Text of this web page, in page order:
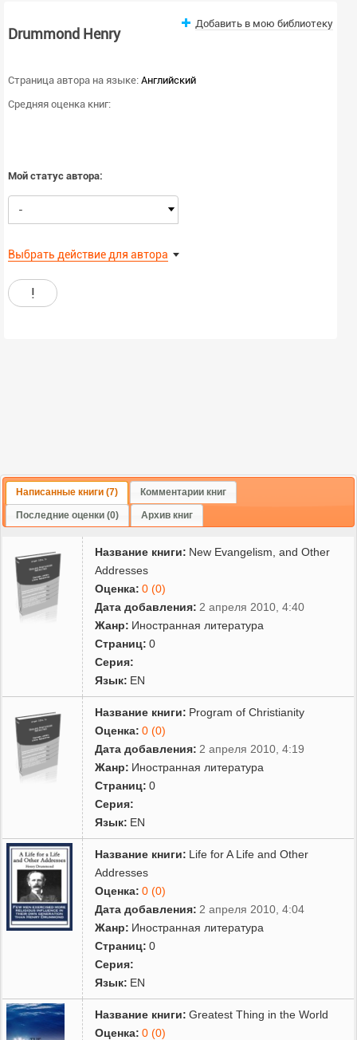
Drummond Henry
Добавить в мою библиотеку
Страница автора на языке: Английский
Средняя оценка книг:
Мой статус автора:
-
Выбрать действие для автора
!
Написанные книги (7) Комментарии книг
Последние оценки (0) Архив книг
Название книги: New Evangelism, and Other
Addresses
Оценка: 0 (0)
Дата добавления: 2 апреля 2010, 4:40
Жанр: Иностранная литература
Страниц: 0
Серия:
Язык: EN
Название книги: Program of Christianity
Оценка: 0 (0)
Дата добавления: 2 апреля 2010, 4:19
Жанр: Иностранная литература
Страниц: 0
Серия:
Язык: EN
Название книги: Life for A Life and Other
Addresses
Оценка: 0 (0)
Дата добавления: 2 апреля 2010, 4:04
Жанр: Иностранная литература
Страниц: 0
Серия:
Язык: EN
Название книги: Greatest Thing in the World
Оценка: 0 (0)